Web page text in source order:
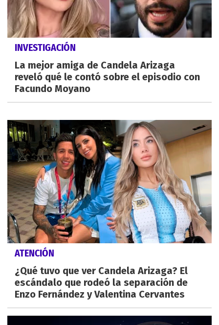
INVESTIGACIÓN
La mejor amiga de Candela Arizaga
reveló qué le contó sobre el episodio con
Facundo Moyano
ATENCIÓN
¿Qué tuvo que ver Candela Arizaga? El
escándalo que rodeó la separación de
Enzo Fernández y Valentina Cervantes